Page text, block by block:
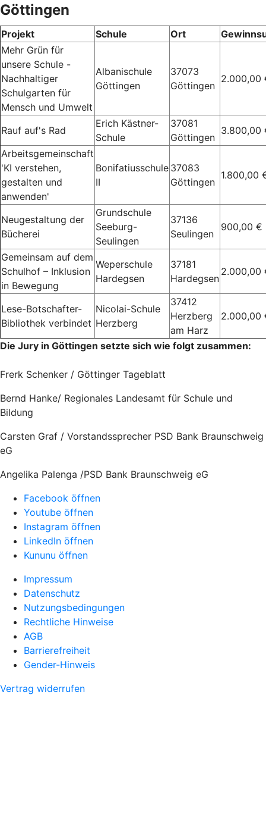
Göttingen
Projekt Schule Ort
Mehr Grün für
unsere Schule -
Nachhaltiger
Schulgarten für
Mensch und Umwelt
Albanischule
Göttingen
37073
Göttingen
2.000,00
Rauf auf's Rad
Erich Kästner-
Schule
37081
Göttingen
3.800,00
Arbeitsgemeinschaft
'KI verstehen,
gestalten und
anwenden'
Bonifatiusschule
II
37083
Göttingen
1.800,00
Neugestaltung der
Bücherei
Grundschule
Seeburg-
Seulingen
37136
Seulingen
900,00 €
Gemeinsam auf dem
Schulhof – Inklusion
in Bewegung
Weperschule
Hardegsen
37181
Hardegsen
2.000,00
Lese-Botschafter-
Bibliothek verbindet
Nicolai-Schule
Herzberg
37412
Herzberg
am Harz
2.000,00
Die Jury in Göttingen setzte sich wie folgt zusammen:
Frerk Schenker / Göttinger Tageblatt
Bernd Hanke/ Regionales Landesamt für Schule und
Bildung
Carsten Graf / Vorstandssprecher PSD Bank Braunschweig
eG
Angelika Palenga /PSD Bank Braunschweig eG
Facebook öffnen
Youtube öffnen
Instagram öffnen
LinkedIn öffnen
Kununu öffnen
Impressum
Datenschutz
Nutzungsbedingungen
Rechtliche Hinweise
AGB
Barrierefreiheit
Gender-Hinweis
Vertrag widerrufen